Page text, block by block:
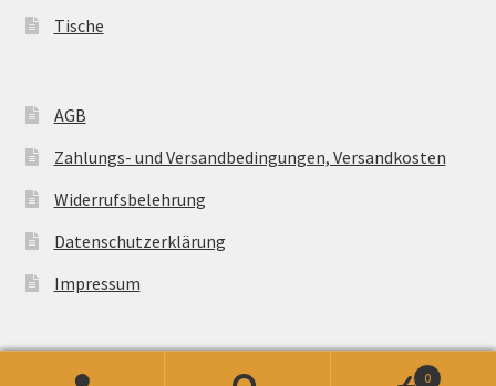
Tische
AGB
Zahlungs- und Versandbedingungen, Versandkosten
Widerrufsbelehrung
Datenschutzerklärung
Impressum
0